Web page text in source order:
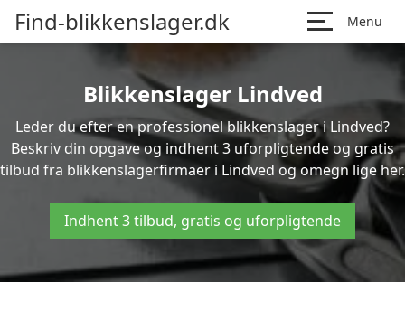
Find-blikkenslager.dk Menu
Blikkenslager Lindved
Leder du efter en professionel blikkenslager i Lindved?
Beskriv din opgave og indhent 3 uforpligtende og gratis
tilbud fra blikkenslagerfirmaer i Lindved og omegn lige her.
Indhent 3 tilbud, gratis og uforpligtende